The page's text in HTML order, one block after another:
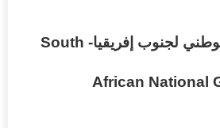
متحف الفنون الوطني لجنوب إفريقيا- South
African National